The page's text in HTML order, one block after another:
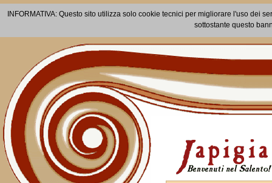
INFORMATIVA: Questo sito utilizza solo cookie tecnici per migliorare l'uso dei
sottostante questo